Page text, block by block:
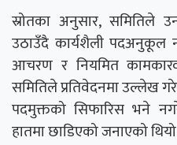
स्रोतका अनुसार, समितिले
उठाउँदै कार्यशैली पदअनुकूल
आचरण र नियमित
समितिले प्रतिवेदनमा उल्लेख
पदमुक्तको सिफारिस भने
हातमा छाडिएको जनाएको